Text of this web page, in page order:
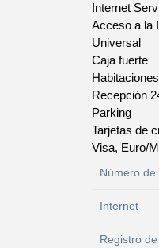
Internet
Acceso a la
Universal
Caja fuerte
Recepción
Parking
Tarjetas de
Visa, Euro/
Número
Internet
Registro